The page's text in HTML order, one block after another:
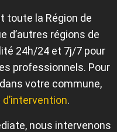
toute la Région de
d’autres régions de
24h/24 et 7j/7 pour
professionnels. Pour
votre commune,
.
nous intervenons